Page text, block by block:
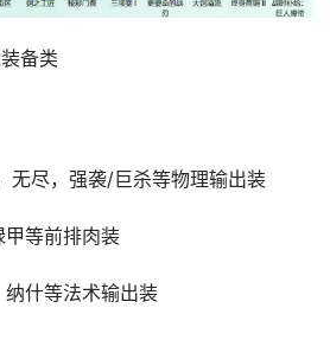
备类
无尽，强袭/巨杀等物理输出装
等前排肉装
什等法术输出装